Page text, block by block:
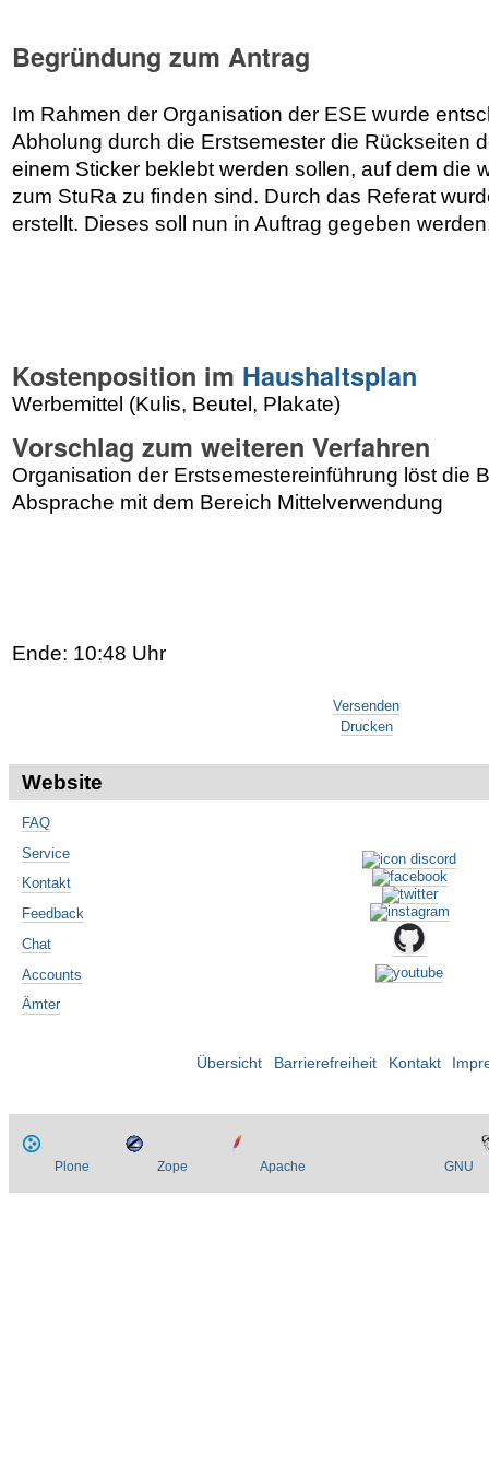
Begründung zum Antrag
Im Rahmen der Organisation der ESE wurde
Abholung durch die Erstsemester die Rückseiten
einem Sticker beklebt werden sollen, auf dem die
zum StuRa zu finden sind. Durch das Referat
erstellt. Dieses soll nun in Auftrag gegeben
Kostenposition im Haushaltsplan
Werbemittel (Kulis, Beutel, Plakate)
Vorschlag zum weiteren Verfahren
Organisation der Erstsemestereinführung löst die
Absprache mit dem Bereich Mittelverwendung
Ende: 10:48 Uhr
Versenden
Drucken
Website
FAQ
Service
Kontakt
Feedback
Chat
Accounts
Ämter
Übersicht Barrierefreiheit Kontakt
Plone Zope Apache GNU